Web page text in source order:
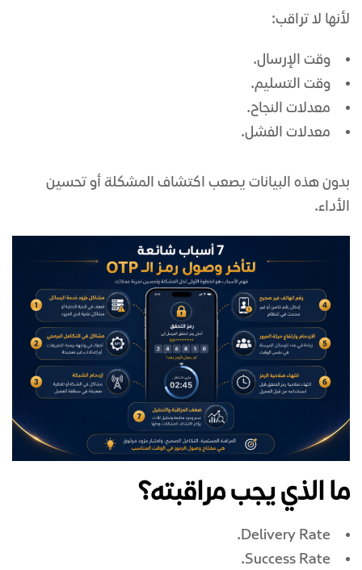
لأنها لا تراقب:
وقت الإرسال.
وقت التسليم.
معدلات النجاح.
معدلات الفشل.
بدون هذه البيانات يصعب اكتشاف المشكلة أو تحسين
الأداء.
ما الذي يجب مراقبته؟
Delivery Rate.
Success Rate.